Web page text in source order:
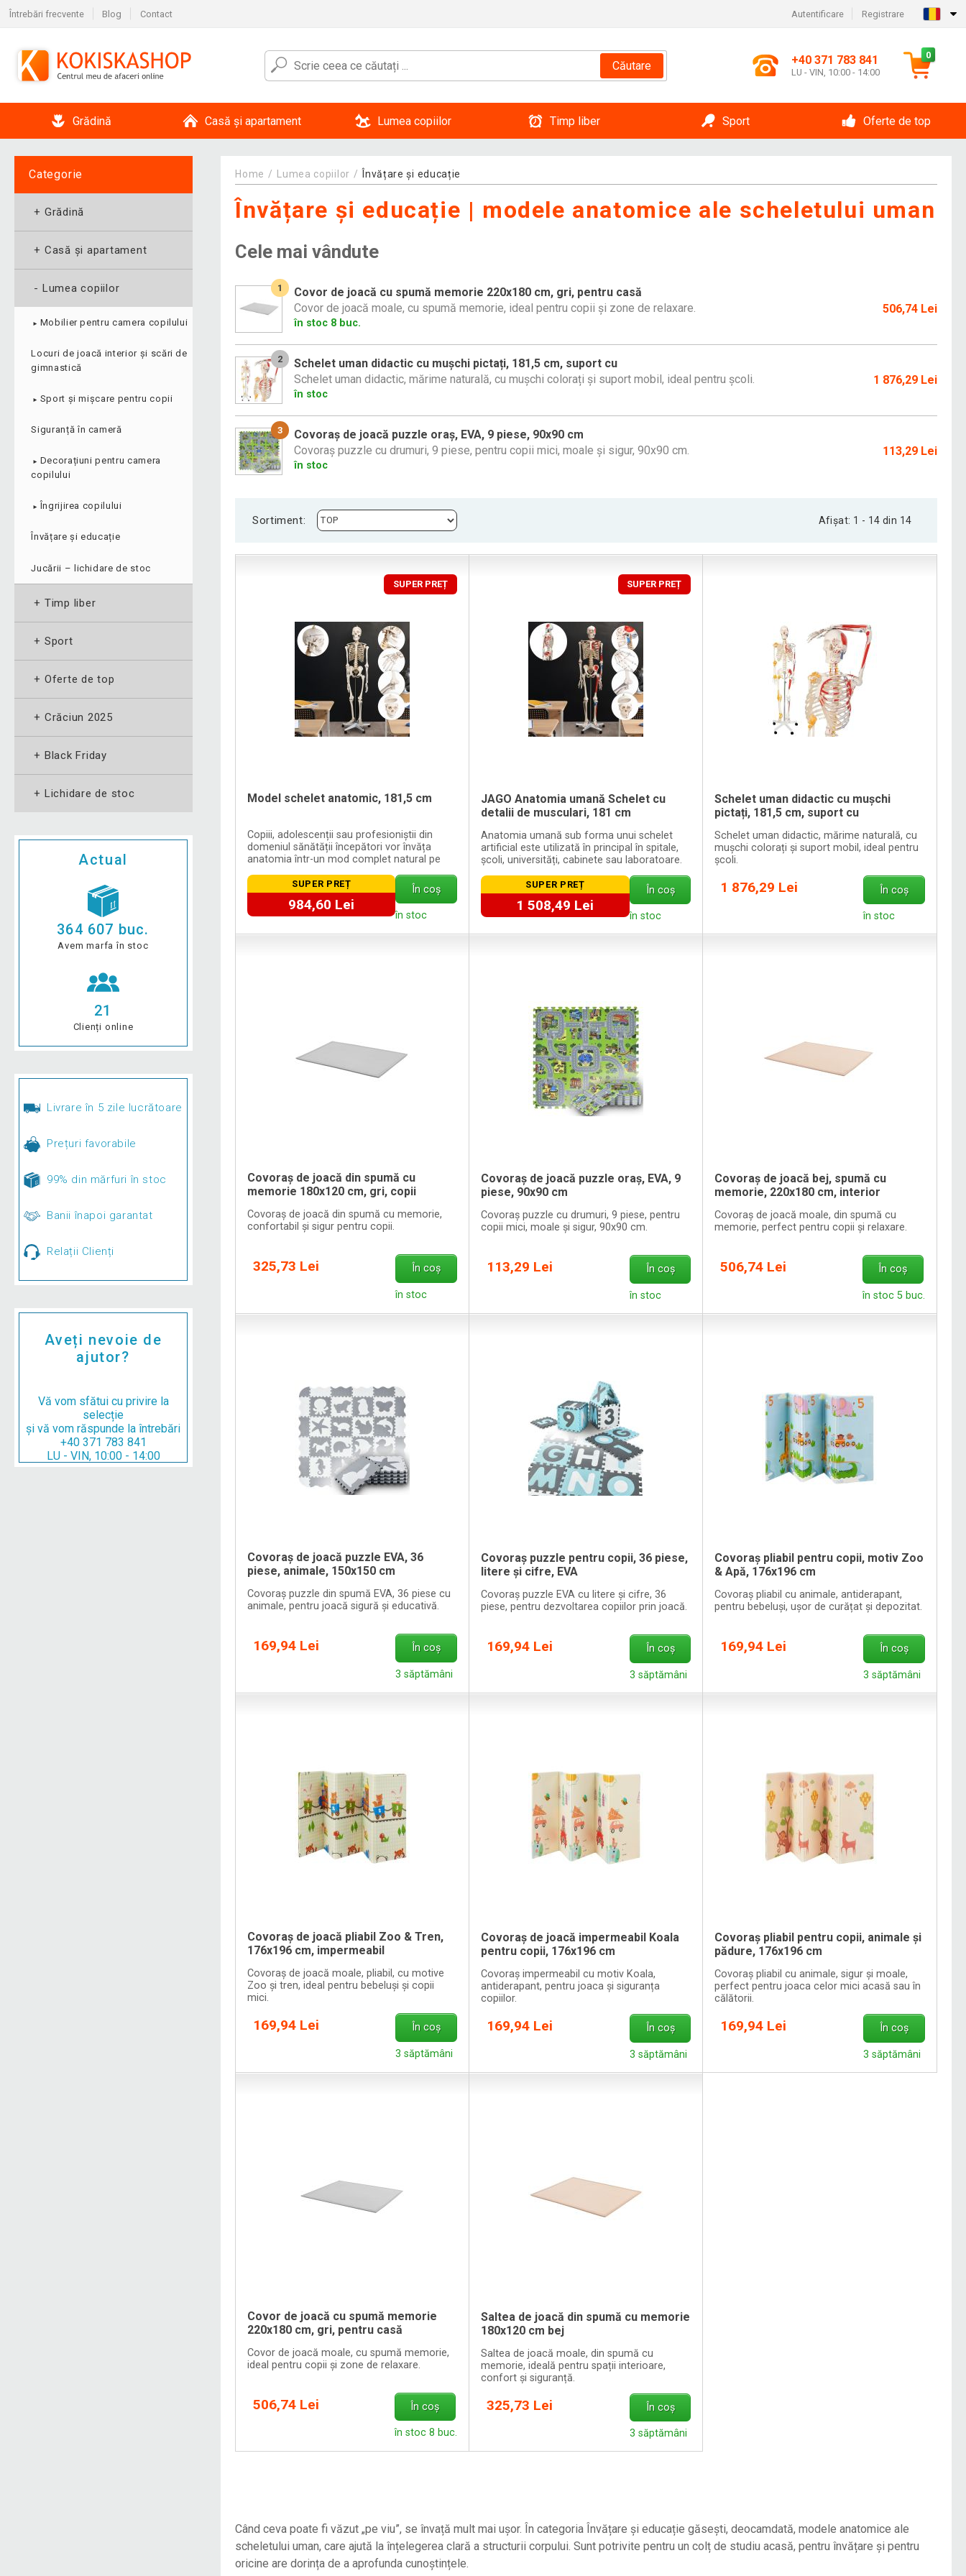
Întrebări frecvente Blog Contact Autentificare Registrare
Căutare +40 371 783 841
LU - VIN, 10:00 - 14:00
0
Grădină Casă și apartament Lumea copiilor Timp liber Sport Oferte de top
Categorie
+ Grădină
+ Casă și apartament
- Lumea copiilor
► Mobilier pentru camera copilului
Locuri de joacă interior și scări de
gimnastică
► Sport și mișcare pentru copii
Siguranță în cameră
► Decorațiuni pentru camera
copilului
► Îngrijirea copilului
Învățare și educație
Jucării – lichidare de stoc
+ Timp liber
+ Sport
+ Oferte de top
+ Crăciun 2025
+ Black Friday
+ Lichidare de stoc
Actual
364 607 buc.
Avem marfa în stoc
21
Clienți online
Livrare în 5 zile lucrătoare
Prețuri favorabile
99% din mărfuri în stoc
Banii înapoi garantat
Relații Clienți
Aveți nevoie de
ajutor?
Vă vom sfătui cu privire la
selecție
și vă vom răspunde la întrebări
+40 371 783 841
LU - VIN, 10:00 - 14:00
Home Lumea copiilor Învățare și educație
Învățare și educație | modele anatomice ale scheletului uman
Cele mai vândute
1
Covor de joacă cu spumă memorie 220x180 cm, gri, pentru casă
Covor de joacă moale, cu spumă memorie, ideal pentru copii și zone de relaxare.
în stoc 8 buc.
506,74 Lei
2
Schelet uman didactic cu mușchi pictați, 181,5 cm, suport cu
Schelet uman didactic, mărime naturală, cu mușchi colorați și suport mobil, ideal pentru școli.
în stoc
1 876,29 Lei
3
Covoraș de joacă puzzle oraș, EVA, 9 piese, 90x90 cm
Covoraș puzzle cu drumuri, 9 piese, pentru copii mici, moale și sigur, 90x90 cm.
în stoc
113,29 Lei
Sortiment: Afișat: 1 - 14 din 14
SUPER PREȚ
Model schelet anatomic, 181,5 cm
Copiii, adolescenții sau profesioniștii din
domeniul sănătății începători vor învăța
anatomia într-un mod complet natural pe
SUPER PREȚ
984,60 Lei
În coș
în stoc
SUPER PREȚ
JAGO Anatomia umană Schelet cu
detalii de musculari, 181 cm
Anatomia umană sub forma unui schelet
artificial este utilizată în principal în spitale,
școli, universități, cabinete sau laboratoare.
SUPER PREȚ
1 508,49 Lei
În coș
în stoc
Schelet uman didactic cu mușchi
pictați, 181,5 cm, suport cu
Schelet uman didactic, mărime naturală, cu
mușchi colorați și suport mobil, ideal pentru
școli.
1 876,29 Lei În coș
în stoc
Covoraș de joacă din spumă cu
memorie 180x120 cm, gri, copii
Covoraș de joacă din spumă cu memorie,
confortabil și sigur pentru copii.
325,73 Lei În coș
în stoc
Covoraș de joacă puzzle oraș, EVA, 9
piese, 90x90 cm
Covoraș puzzle cu drumuri, 9 piese, pentru
copii mici, moale și sigur, 90x90 cm.
113,29 Lei În coș
în stoc
Covoraș de joacă bej, spumă cu
memorie, 220x180 cm, interior
Covoraș de joacă moale, din spumă cu
memorie, perfect pentru copii și relaxare.
506,74 Lei În coș
în stoc 5 buc.
Covoraș de joacă puzzle EVA, 36
piese, animale, 150x150 cm
Covoraș puzzle din spumă EVA, 36 piese cu
animale, pentru joacă sigură și educativă.
169,94 Lei În coș
3 săptămâni
Covoraș puzzle pentru copii, 36 piese,
litere și cifre, EVA
Covoraș puzzle EVA cu litere și cifre, 36
piese, pentru dezvoltarea copiilor prin joacă.
169,94 Lei În coș
3 săptămâni
Covoraș pliabil pentru copii, motiv Zoo
& Apă, 176x196 cm
Covoraș pliabil cu animale, antiderapant,
pentru bebeluși, ușor de curățat și depozitat.
169,94 Lei În coș
3 săptămâni
Covoraș de joacă pliabil Zoo & Tren,
176x196 cm, impermeabil
Covoraș de joacă moale, pliabil, cu motive
Zoo și tren, ideal pentru bebeluși și copii
mici.
169,94 Lei În coș
3 săptămâni
Covoraș de joacă impermeabil Koala
pentru copii, 176x196 cm
Covoraș impermeabil cu motiv Koala,
antiderapant, pentru joaca și siguranța
copiilor.
169,94 Lei În coș
3 săptămâni
Covoraș pliabil pentru copii, animale și
pădure, 176x196 cm
Covoraș pliabil cu animale, sigur și moale,
perfect pentru joaca celor mici acasă sau în
călătorii.
169,94 Lei În coș
3 săptămâni
Covor de joacă cu spumă memorie
220x180 cm, gri, pentru casă
Covor de joacă moale, cu spumă memorie,
ideal pentru copii și zone de relaxare.
506,74 Lei În coș
în stoc 8 buc.
Saltea de joacă din spumă cu memorie
180x120 cm bej
Saltea de joacă moale, din spumă cu
memorie, ideală pentru spații interioare,
confort și siguranță.
325,73 Lei În coș
3 săptămâni
Când ceva poate fi văzut „pe viu”, se învață mult mai ușor. În categoria Învățare și educație găsești, deocamdată, modele anatomice ale
scheletului uman, care ajută la înțelegerea clară a structurii corpului. Sunt potrivite pentru un colț de studiu acasă, pentru învățare și pentru
oricine are dorința de a aprofunda cunoștințele.